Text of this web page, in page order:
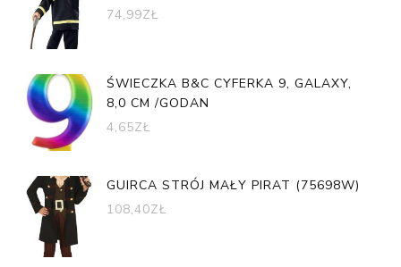
74,99ZŁ
ŚWIECZKA B&C CYFERKA 9, GALAXY,
8,0 CM /GODAN
4,65ZŁ
GUIRCA STRÓJ MAŁY PIRAT (75698W)
108,40ZŁ